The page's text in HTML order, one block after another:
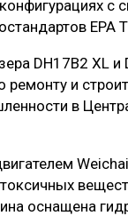
с
EPA
DH17В2 XL
ремонту и
в
оснащена